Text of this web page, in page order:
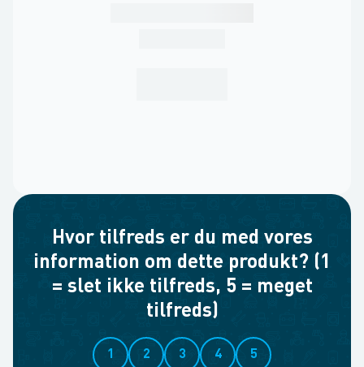
Hvor tilfreds er du med vores
information om dette produkt? (1
= slet ikke tilfreds, 5 = meget
tilfreds)
1 2 3 4 5